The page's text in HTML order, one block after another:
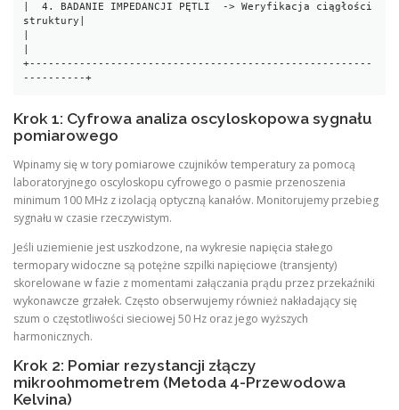
|  4. BADANIE IMPEDANCJI PĘTLI  -> Weryfikacja ciągłości
struktury|
+-------------------------------------------------------
Krok 1: Cyfrowa analiza oscyloskopowa sygnału
pomiarowego
Wpinamy się w tory pomiarowe czujników temperatury za pomocą
laboratoryjnego oscyloskopu cyfrowego o pasmie przenoszenia
minimum 100 MHz z izolacją optyczną kanałów. Monitorujemy przebieg
sygnału w czasie rzeczywistym.
Jeśli uziemienie jest uszkodzone, na wykresie napięcia stałego
termopary widoczne są potężne szpilki napięciowe (transjenty)
skorelowane w fazie z momentami załączania prądu przez przekaźniki
wykonawcze grzałek. Często obserwujemy również nakładający się
szum o częstotliwości sieciowej 50 Hz oraz jego wyższych
harmonicznych.
Krok 2: Pomiar rezystancji złączy
mikroohmometrem (Metoda 4-Przewodowa
Kelvina)